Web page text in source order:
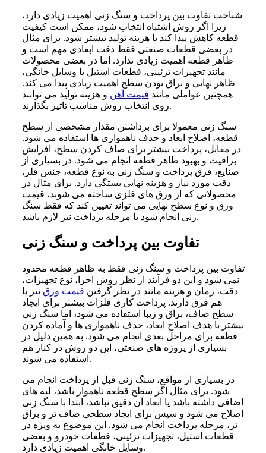
شناخت تفاوت بین پرداخت و سنگ زنی اهمیت زیادی دارد،
زیرا اگر روش اشتباه انتخاب شود، ممکن است کیفیت
قطعه کاهش پیدا کند یا هزینه تولید بیشتر شود. برای مثال
در بعضی قطعات صنعتی فقط دقت ابعادی مهم است و
ظاهر قطعه اهمیت زیادی ندارد. اما در بعضی محصولات
مانند تجهیزات تزئینی، قطعات استیل یا وسایل خانگی،
ظاهر نهایی و براق بودن سطح اهمیت زیادی پیدا می کند.
همچنین عواملی مانند قیمت آهن و هزینه تولید می توانند
روی انتخاب روش مناسب تاثیر بگذارند.
سنگ زنی معمولا برای برداشتن مقدار مشخصی از سطح
قطعه، اصلاح ابعاد و حذف ناهمواری ها استفاده می شود.
در مقابل، پرداخت بیشتر برای صاف کردن سطح، افزایش
براقیت و بهبود ظاهر قطعه انجام می شود. در بسیاری از
صنایع، فرق پرداخت و سنگ زنی به نوع قطعه، جنس فلز،
دقت مورد نیاز و هزینه نهایی بستگی دارد. برای مثال در
محصولاتی که از ورق های فلزی ساخته می شوند، قیمت
ورق و نوع سطح نهایی می تواند تعیین کند که فقط سنگ
زنی انجام شود یا مرحله پرداخت نیز لازم باشد.
تفاوت بین پرداخت و سنگ زنی
تفاوت بین پرداخت و سنگ زنی فقط به ظاهر قطعه محدود
نمی شود و این دو فرآیند از نظر روش اجرا، نوع تجهیزات،
دقت، زمان و هزینه مانند در نظر گرفتن قیمت ورق نیز با
هم فرق دارند. پرداخت کاری فلزات بیشتر برای ایجاد
سطح صاف، براق و زیبا استفاده می شود، اما سنگ زنی
بیشتر با هدف اصلاح ابعاد، حذف ناهمواری ها و آماده کردن
قطعه برای مراحل بعدی انجام می شود. به همین دلیل در
بسیاری از پروژه های صنعتی، این دو روش در کنار هم
استفاده می شوند.
در بسیاری از مواقع، سنگ زنی قبل از پرداخت انجام می
شود. برای مثال اگر سطح قطعه ناهموار باشد، لبه های
اضافی داشته باشد یا ابعاد آن دقیق نباشد، ابتدا با سنگ زنی
اصلاح می شود و سپس برای ایجاد سطحی صاف تر و براق
تر، مرحله پرداخت انجام می شود. این موضوع به ویژه در
قطعات استیل، تجهیزات تزئینی، قطعات خودرو و بعضی
وسایل خانگی اهمیت زیادی دارد.